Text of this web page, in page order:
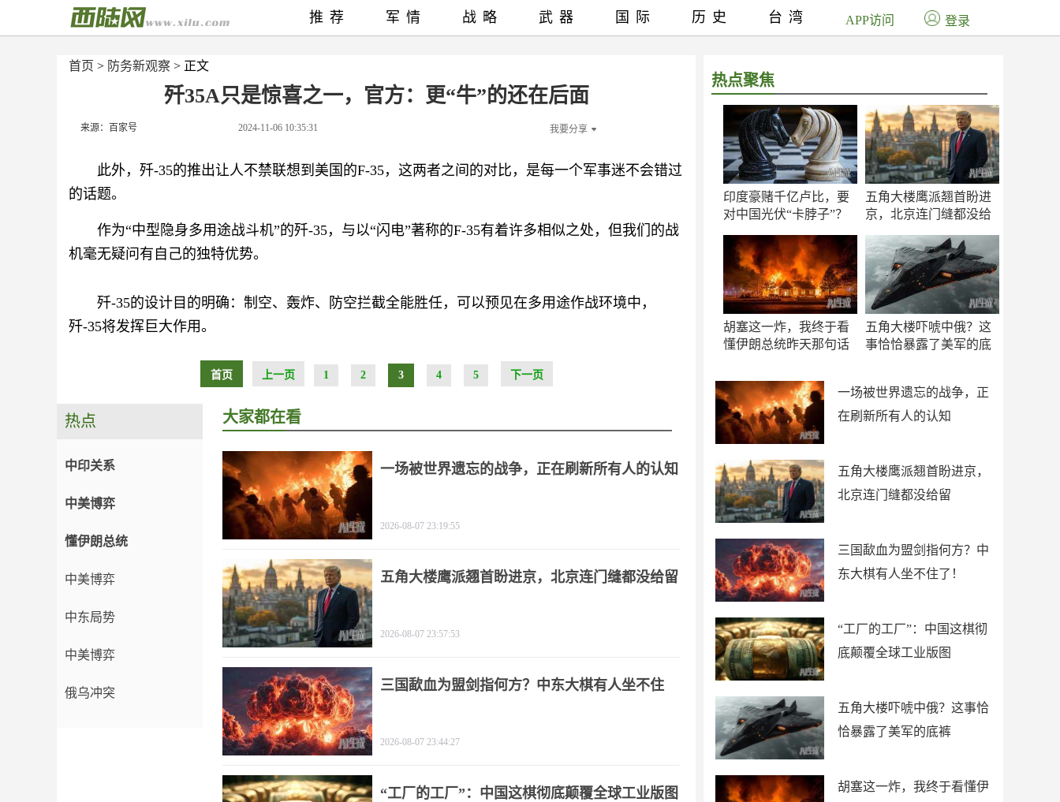
首页 > 防务新观察 > 正文
歼35A只是惊喜之一，官方：更“牛”的还在后面
来源：百家号 2024-11-06 10:35:31 我要分享
此外，歼-35的推出让人不禁联想到美国的F-35，这两者之间的对比，是每一个军事迷不会错过
的话题。
作为“中型隐身多用途战斗机”的歼-35，与以“闪电”著称的F-35有着许多相似之处，但我们的战
机毫无疑问有自己的独特优势。
歼-35的设计目的明确：制空、轰炸、防空拦截全能胜任，可以预见在多用途作战环境中，
歼-35将发挥巨大作用。
首页 上一页 1 2 3 4 5 下一页
热点聚焦
印度豪赌千亿卢比，要
对中国光伏“卡脖子”？
五角大楼鹰派翘首盼进
京，北京连门缝都没给
胡塞这一炸，我终于看
懂伊朗总统昨天那句话
五角大楼吓唬中俄？这
事恰恰暴露了美军的底
一场被世界遗忘的战争，正
在刷新所有人的认知
五角大楼鹰派翘首盼进京，
北京连门缝都没给留
三国歃血为盟剑指何方？中
东大棋有人坐不住了！
“工厂的工厂”：中国这棋彻
底颠覆全球工业版图
五角大楼吓唬中俄？这事恰
恰暴露了美军的底裤
胡塞这一炸，我终于看懂伊
推荐 军情 战略 武器 国际 历史 台湾 APP访问 登录
热点
中印关系
中美博弈
懂伊朗总统
中美博弈
中东局势
中美博弈
俄乌冲突
大家都在看
一场被世界遗忘的战争，正在刷新所有人的认知
2026-08-07 23:19:55
五角大楼鹰派翘首盼进京，北京连门缝都没给留
2026-08-07 23:57:53
三国歃血为盟剑指何方？中东大棋有人坐不住
2026-08-07 23:44:27
“工厂的工厂”：中国这棋彻底颠覆全球工业版图